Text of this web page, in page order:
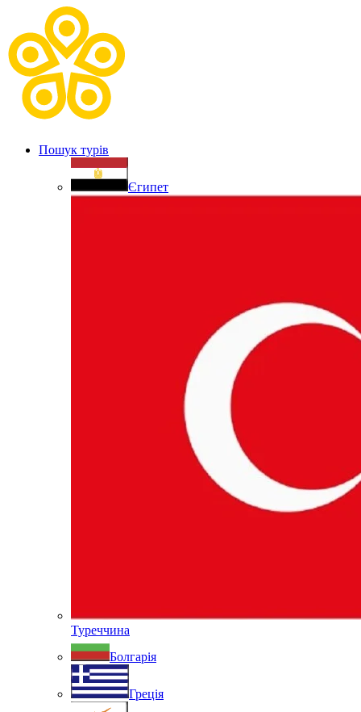
Пошук турів
Єгипет
Туреччина
Болгарія
Греція